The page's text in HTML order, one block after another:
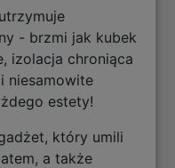
- brzmi jak kubek
izolacja chroniąca
niesamowite
estety!
który umili
a także